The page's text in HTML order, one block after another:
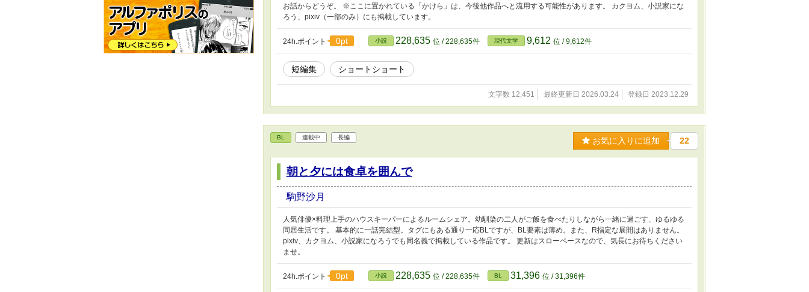
お話からどうぞ。 ※ここに置かれている「かけら」は、今後他作品へと流用する可能性があります。 カクヨム、小説家にな
ろう、pixiv（一部のみ）にも掲載しています。
24h.ポイント 0pt 小説 228,635 位 / 228,635件 現代文学 9,612 位 / 9,612件
短編集 ショートショート
文字数 12,451 最終更新日 2026.03.24 登録日 2023.12.29
BL 連載中 長編 お気に入りに追加 22
朝と夕には食卓を囲んで
駒野沙月
人気俳優×料理上手のハウスキーパーによるルームシェア。幼馴染の二人がご飯を食べたりしながら一緒に過ごす、ゆるゆる
同居生活です。 基本的に一話完結型。タグにもある通り一応BLですが、BL要素は薄め。また、R指定な展開はありません。
pixiv、カクヨム、小説家になろうでも同名義で掲載している作品です。 更新はスローペースなので、気長にお待ちください
ませ。
24h.ポイント 0pt 小説 228,635 位 / 228,635件 BL 31,396 位 / 31,396件